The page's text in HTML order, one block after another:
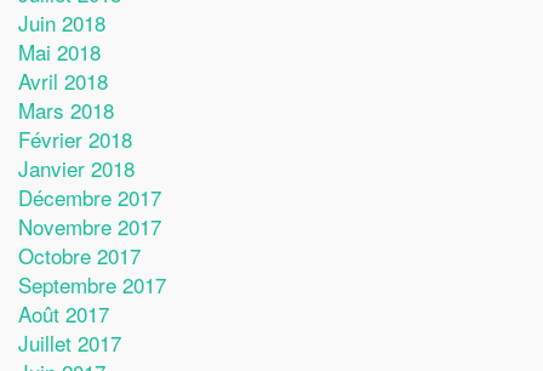
Juin 2018
Mai 2018
Avril 2018
Mars 2018
Février 2018
Janvier 2018
Décembre 2017
Novembre 2017
Octobre 2017
Septembre 2017
Août 2017
Juillet 2017